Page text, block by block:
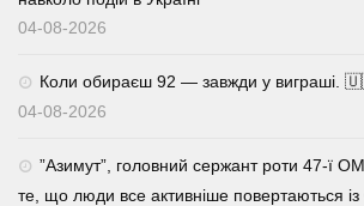
04-08-2026
Коли обираєш 92 — завжди у виграші.
04-08-2026
⁨”Азимут”, головний сержант роти 47-ї
те, що люди все активніше повертаються із